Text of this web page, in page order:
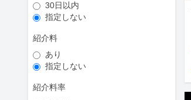
30日以内
指定しない
紹介料
あり
指定しない
紹介料率